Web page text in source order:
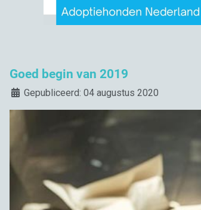
Goed begin van 2019
DetailsGepubliceerd: 04 augustus 2020